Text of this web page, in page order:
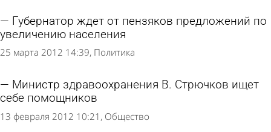
Губернатор ждет от пензяков предложений по
увеличению населения
25 марта 2012 14:39 Политика
Министр здравоохранения В. Стрючков ищет
себе помощников
13 февраля 2012 10:21 Общество